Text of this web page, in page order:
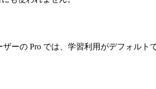
ーの Pro では、学習利用がデフォル